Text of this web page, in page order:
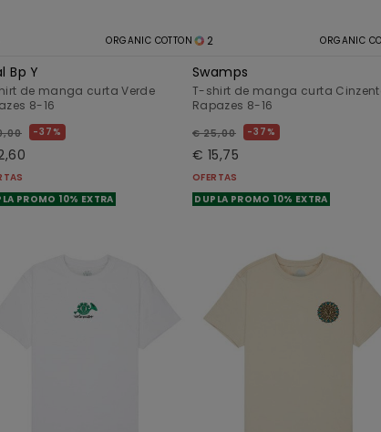
ORGANIC COTTON
Bp Y
de manga curta Verde
8-16
37%
PROMO 10% EXTRA
2 ORGANIC
Swamps
T-shirt de manga curta
Rapazes 8-16
€ 25,00 37%
€ 15,75
OFERTAS
DUPLA PROMO 10% EXTRA